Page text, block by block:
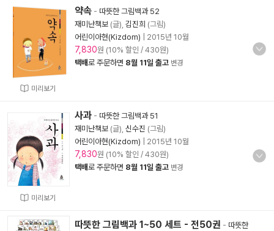
미리보기
약속 - 따뜻한 그림백과 52
재미난책보 (글), 김진희 (그림)
어린이아현(Kizdom)
2015년 10월
7,830원 (10% 할인 / 430원)
택배로 주문하면 8월 11일 출고 변경
미리보기
사과 - 따뜻한 그림백과 51
재미난책보 (글), 신수진 (그림)
어린이아현(Kizdom)
2015년 10월
7,830원 (10% 할인 / 430원)
택배로 주문하면 8월 11일 출고 변경
따뜻한 그림백과 1~50 세트 - 전50권 - 따뜻한